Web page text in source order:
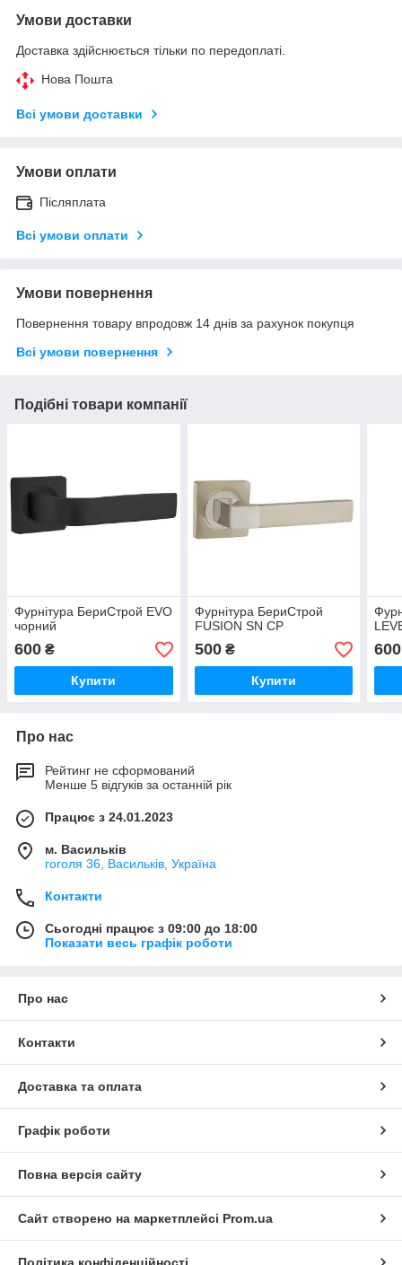
Умови доставки
Доставка здійснюється тільки по передоплаті.
Нова Пошта
Всі умови доставки
Умови оплати
Післяплата
Всі умови оплати
Умови повернення
Повернення товару впродовж 14 днів за рахунок покупця
Всі умови повернення
Подібні товари компанії
Фурнітура БериСтрой EVO
чорний
600 ₴
Купити
Фурнітура БериСтрой
FUSION SN CP
500₴
Купити
600
Про нас
Рейтинг не сформований
Менше 5 відгуків за останній рік
Працює з 24.01.2023
м. Васильків
гоголя 36, Васильків, Україна
Контакти
Сьогодні працює з 09:00 до 18:00
Показати весь графік роботи
Про нас
Контакти
Доставка та оплата
Графік роботи
Повна версія сайту
Сайт створено на маркетплейсі Prom.ua